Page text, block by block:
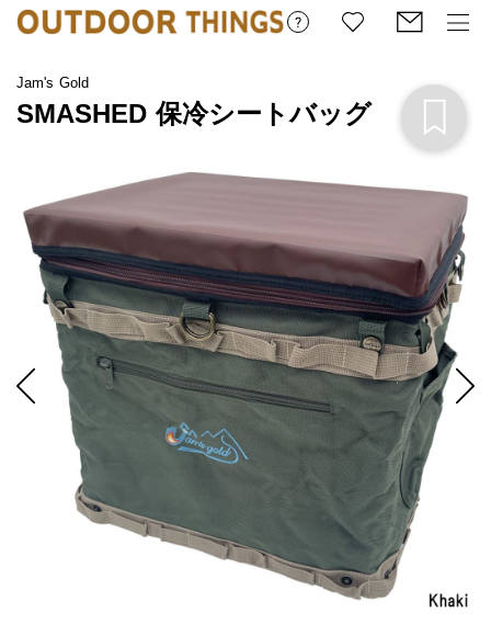
Jam's Gold
SMASHED 保冷シートバッグ